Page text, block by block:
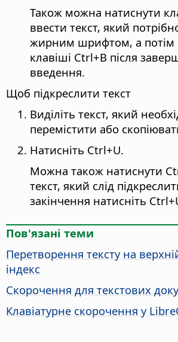
Також можна натиснути
ввести текст, який
жирним шрифтом, а потім
клавіші Сtrl+В після
введення.
Щоб підкреслити текст
Виділіть текст, який
перемістити або
Натисніть Ctrl+U.
Можна також натиснути
текст, який слід
закінчення натисніть Ctrl
Пов'язані теми
Перетворення тексту на
індекс
Скорочення для текстових
Клавіатурне скорочення у